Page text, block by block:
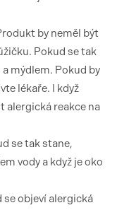
by neměl být
Pokud se tak
mýdlem. Pokud by
lékaře. I když
alergická reakce na
se tak stane,
vody a když je oko
objeví alergická